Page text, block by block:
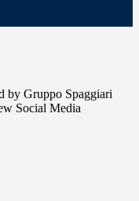
by Gruppo Spaggiari
Social Media